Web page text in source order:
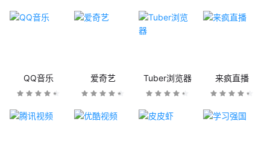
QQ音乐 爱奇艺 Tuber浏览器 来疯直播